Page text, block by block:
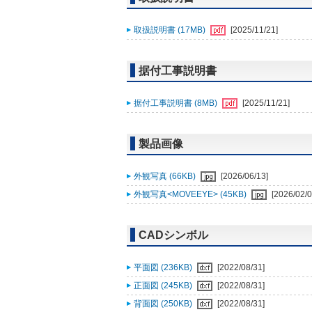
取扱説明書 (17MB) [2025/11/21]
据付工事説明書
据付工事説明書 (8MB) [2025/11/21]
製品画像
外観写真 (66KB)
[2026/06/13]
外観写真<MOVEEYE> (45KB)
[2026/02/
CADシンボル
平面図 (236KB)
[2022/08/31]
正面図 (245KB)
[2022/08/31]
背面図 (250KB)
[2022/08/31]